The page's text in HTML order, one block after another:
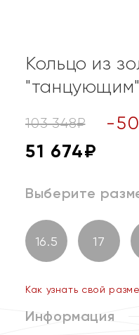
Кольцо из
103 348₽ -50
51 674₽
Выберите
16.5 17
Как узнать свой
Информация